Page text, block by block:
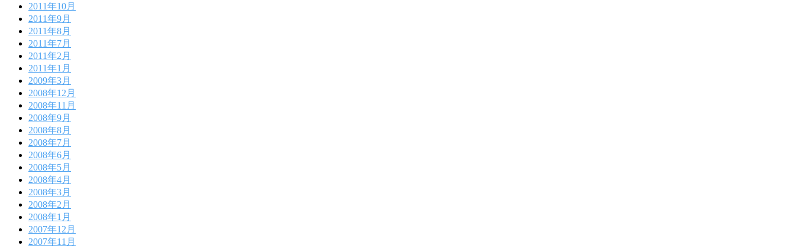
2011年10月
2011年9月
2011年8月
2011年7月
2011年2月
2011年1月
2009年3月
2008年12月
2008年11月
2008年9月
2008年8月
2008年7月
2008年6月
2008年5月
2008年4月
2008年3月
2008年2月
2008年1月
2007年12月
2007年11月